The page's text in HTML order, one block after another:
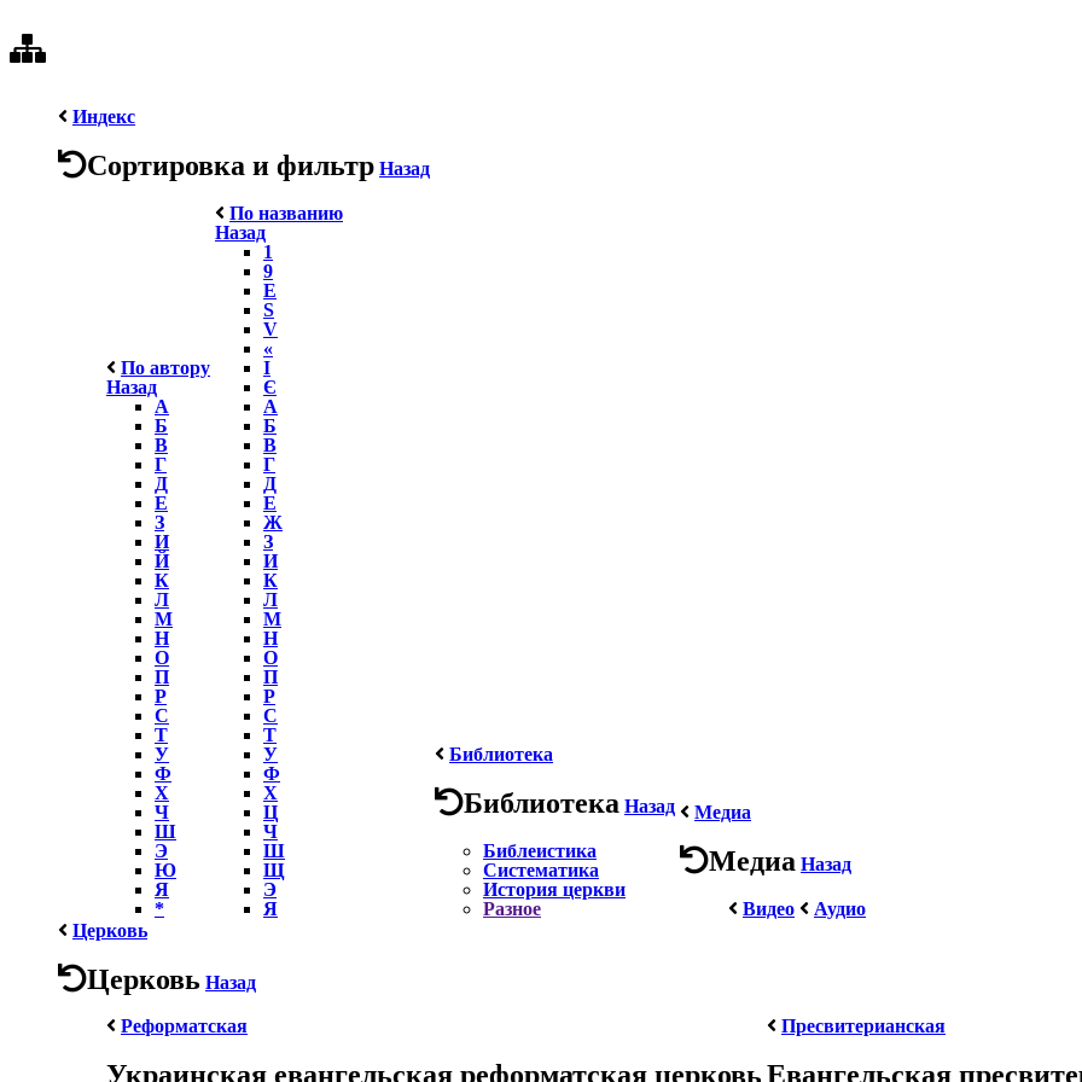
Индекс
Сортировка и фильтр Назад
По автору
Назад
А
Б
В
Г
Д
Е
З
И
Й
К
Л
М
Н
О
П
Р
С
Т
У
Ф
Х
Ч
Ш
Э
Ю
Я
*
По названию
Назад
1
9
E
S
V
«
І
Є
А
Б
В
Г
Д
Е
Ж
З
И
К
Л
М
Н
О
П
Р
С
Т
У
Ф
Х
Ц
Ч
Ш
Щ
Э
Я
Библиотека
Библиотека Назад
Библеистика
Систематика
История церкви
Разное
Медиа
Медиа Назад
Видео
Аудио
Церковь
Церковь Назад
Реформатская
Украинская евангельская реформатская церковь
Пресвитерианская
Евангельская